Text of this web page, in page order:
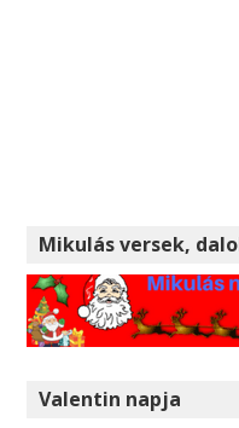
Mikulás versek,
Valentin napja